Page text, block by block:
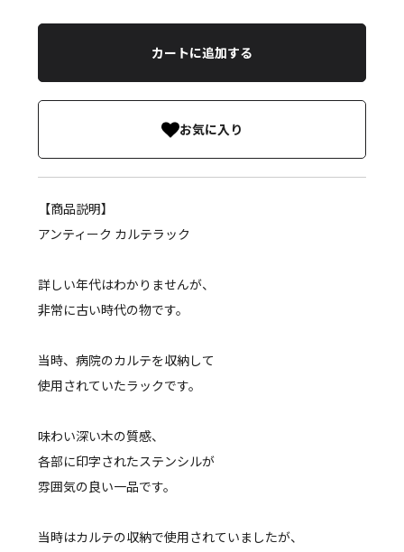
カートに追加する
お気に入り
【商品説明】
アンティーク カルテラック
詳しい年代はわかりませんが、
非常に古い時代の物です。
当時、病院のカルテを収納して
使用されていたラックです。
味わい深い木の質感、
各部に印字されたステンシルが
雰囲気の良い一品です。
当時はカルテの収納で使用されていましたが、